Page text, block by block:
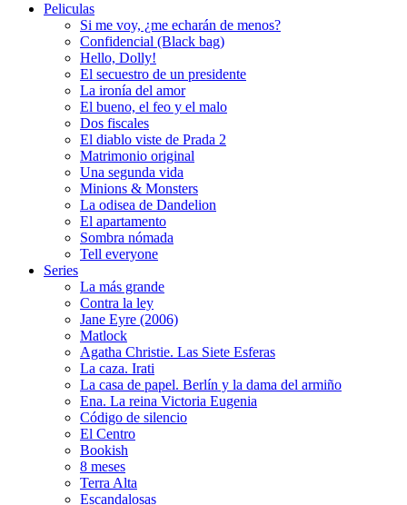
Peliculas
Si me voy, ¿me echarán de menos?
Confidencial (Black bag)
Hello, Dolly!
El secuestro de un presidente
La ironía del amor
El bueno, el feo y el malo
Dos fiscales
El diablo viste de Prada 2
Matrimonio original
Una segunda vida
Minions & Monsters
La odisea de Dandelion
El apartamento
Sombra nómada
Tell everyone
Series
La más grande
Contra la ley
Jane Eyre (2006)
Matlock
Agatha Christie. Las Siete Esferas
La caza. Irati
La casa de papel. Berlín y la dama del armiño
Ena. La reina Victoria Eugenia
Código de silencio
El Centro
Bookish
8 meses
Terra Alta
Escandalosas